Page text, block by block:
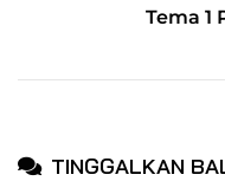
Tema 1
TINGGALKAN